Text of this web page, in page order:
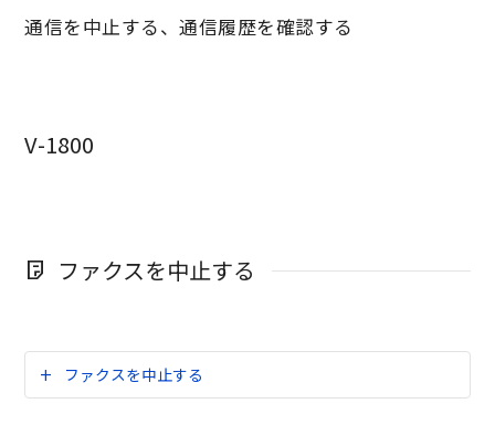
通信を中止する、通信履歴を確認する
V-1800
ファクスを中止する
ファクスを中止する